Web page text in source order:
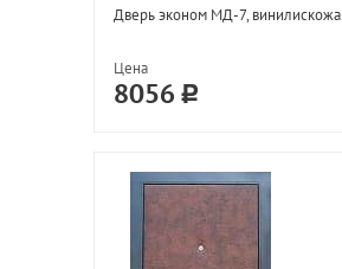
Дверь эконом МД-7, винилискожа
Цена
8056